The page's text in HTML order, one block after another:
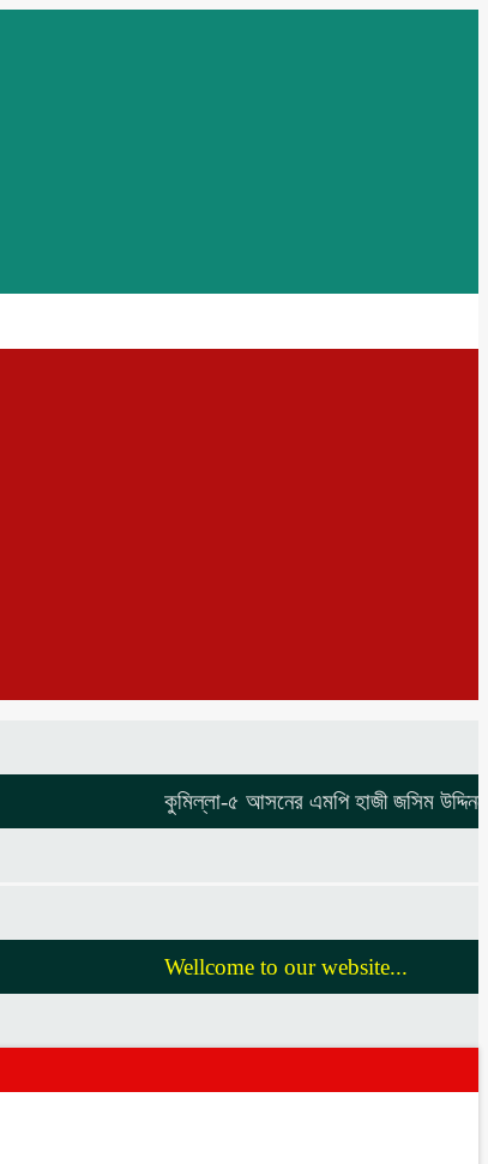
কুমিল্লা-৫ আসনের এমপি হাজী জসিম উদ্দিনকে
Wellcome to our website...